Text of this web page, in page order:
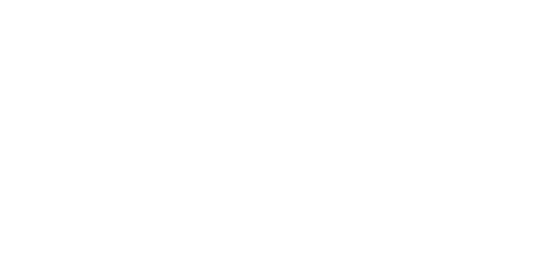
jídelní vybavení
s širšími mezerami. Pro zajištění bezpečnosti všech, zejména těch nejmenších, mějte prosím děti neustále pod dohledem. Děkujeme,
daň se platí při příjezdu. Činí 3 € na osobu a den po dobu prvních 7 nocí. Děti do 18 let jsou osvobozeny. V resortu se platí poplatek